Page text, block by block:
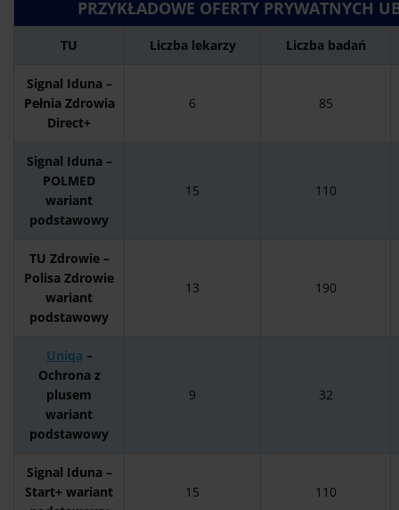
PRZYKŁADOWE OFERTY PRYWATNYCH
TU Liczba lekarzy Liczba badań
Signal Iduna –
Pełnia Zdrowia
Direct+
6 85
Signal Iduna –
POLMED
wariant
podstawowy
15 110
TU Zdrowie –
Polisa Zdrowie
wariant
podstawowy
13 190
Uniqa –
Ochrona z
plusem
wariant
podstawowy
9 32
Signal Iduna –
Start+ wariant
15 110